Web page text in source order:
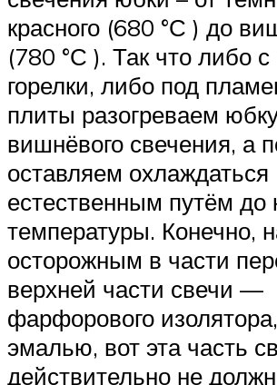
красного (680 °С ) до
(780 °С ). Так что либо
горелки, либо под
плиты разогреваем
вишнёвого свечения, а
оставляем охлаждаться
естественным путём до
температуры. Конечно,
осторожным в части
верхней части свечи —
фарфорового
эмалью, вот эта часть
действительно не